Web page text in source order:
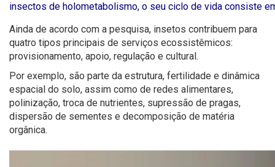
insectos de holometabolismo, o seu ciclo de vida consiste
Ainda de acordo com a pesquisa, insetos contribuem para
quatro tipos principais de serviços ecossistêmicos:
provisionamento, apoio, regulação e cultural.
Por exemplo, são parte da estrutura, fertilidade e dinâmica
espacial do solo, assim como de redes alimentares,
polinização, troca de nutrientes, supressão de pragas,
dispersão de sementes e decomposição de matéria
orgânica.